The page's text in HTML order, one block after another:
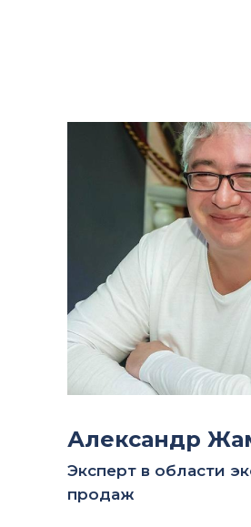
Александр
Эксперт в области
продаж